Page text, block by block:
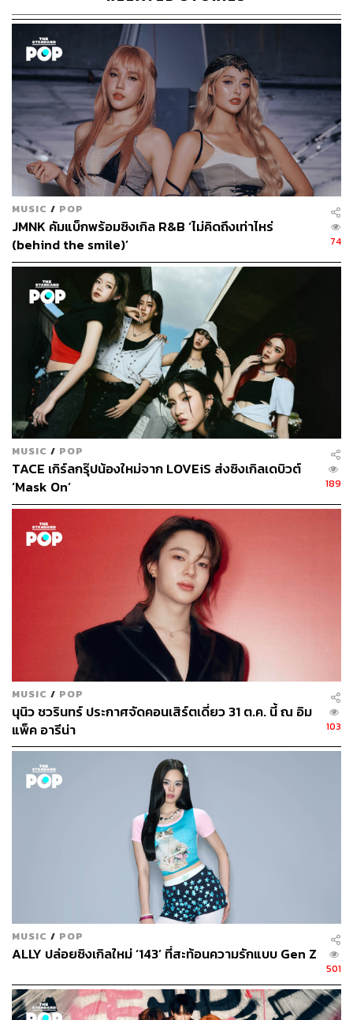
ภาพ:DMD MUSIC
TAGS: เติ้ล มติมันท์ เฟิร์สวัน-วรรณกร เรืองรัตน์
DMD MUSIC
DOMUNDI
152
ABOUT THE AUTHOR
ขัติยา ฤทธิรุตม์
Content Creator (Thai Culture) - THE
STANDARD POP
MUSIC / POP
JMNK คัมแบ็กพร้อมซิงเกิล R&B ‘ไม่คิดถึงเท่าไหร่
(behind the smile)’
74
MUSIC / POP
TACE เกิร์ลกรุ๊ปน้องใหม่จาก LOVEiS ส่งซิงเกิลเดบิวต์
‘Mask On’
189
MUSIC / POP
นุนิว ชวรินทร์ ประกาศจัดคอนเสิร์ตเดี่ยว 31 ต.ค. นี้ ณ อิม
แพ็ค อารีน่า
103
MUSIC / POP
ALLY ปล่อยซิงเกิลใหม่ ‘143’ ที่สะท้อนความรักแบบ Gen Z
501